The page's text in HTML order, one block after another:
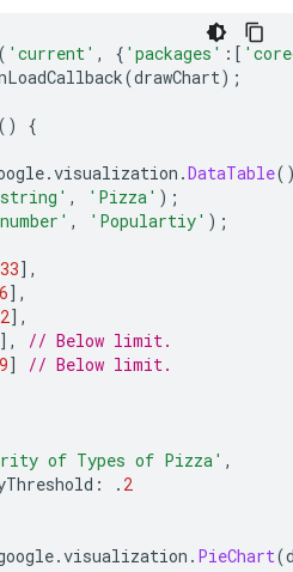
( 'current' , { 'packages' :[
(drawChart);
() {
.visualization .DataTable
, 'Pizza' );
, 'Populartiy' );
33],
],
],
],
// Below limit.
9]
// Below limit.
of Types of Pizza' ,
: . 2
.visualization . PieChart(